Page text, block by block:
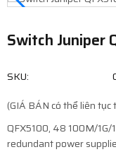
Switch Juniper
SKU:
(GIÁ BÁN có thể liên
QFX5100, 48 100M/1G/
redundant power